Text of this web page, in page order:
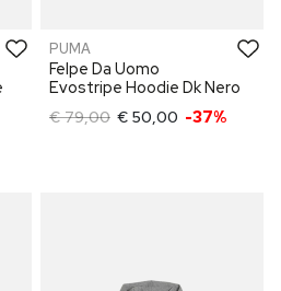
PUMA
Felpe Da Uomo
Evostripe Hoodie Dk Nero
€ 79,00 € 50,00 -37%